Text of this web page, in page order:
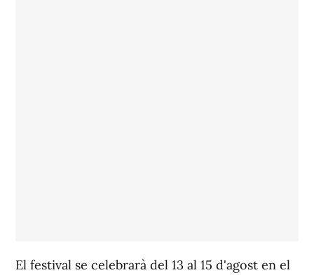
El festival se celebrarà del 13 al 15 d'agost en el